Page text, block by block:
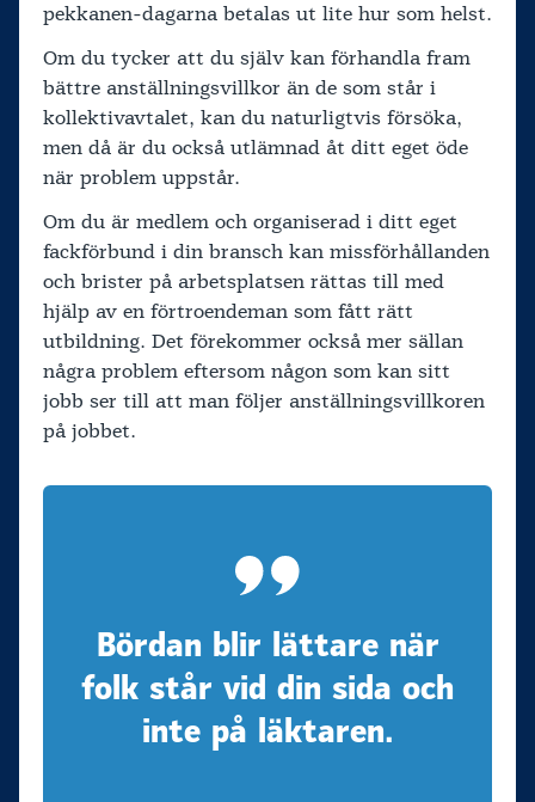
pekkanen-dagarna betalas ut lite hur som helst.
Om du tycker att du själv kan förhandla fram
bättre anställningsvillkor än de som står i
kollektivavtalet, kan du naturligtvis försöka,
men då är du också utlämnad åt ditt eget öde
när problem uppstår.
Om du är medlem och organiserad i ditt eget
fackförbund i din bransch kan missförhållanden
och brister på arbetsplatsen rättas till med
hjälp av en förtroendeman som fått rätt
utbildning. Det förekommer också mer sällan
några problem eftersom någon som kan sitt
jobb ser till att man följer anställningsvillkoren
på jobbet.
Bördan blir lättare när
folk står vid din sida och
inte på läktaren.